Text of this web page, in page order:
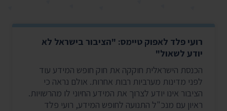
רועי פלד לאפוק טיימס: "הציבור בישראל לא
יודע לשאול"
הכנסת הישראלית חוקקה את חוק חופש המידע עוד
לפני מדינות מערביות רבות אחרות. אולם נראה כי
הציבור אינו יודע לצרוך את המידע החיוני לו מהרשויות.
ראיון עם מנכ"ל התנועה לחופש המידע, רועי פלד